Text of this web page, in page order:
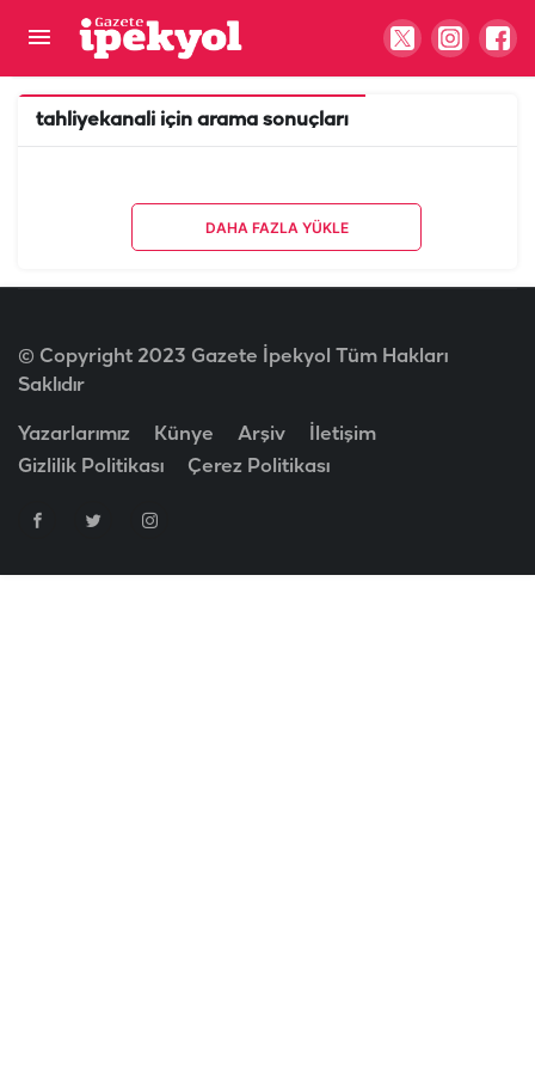
tahliyekanali için arama sonuçları
DAHA FAZLA YÜKLE
© Copyright 2023 Gazete İpekyol Tüm Hakları
Saklıdır
Yazarlarımız Künye Arşiv
İletişim
Gizlilik Politikası
Çerez Politikası